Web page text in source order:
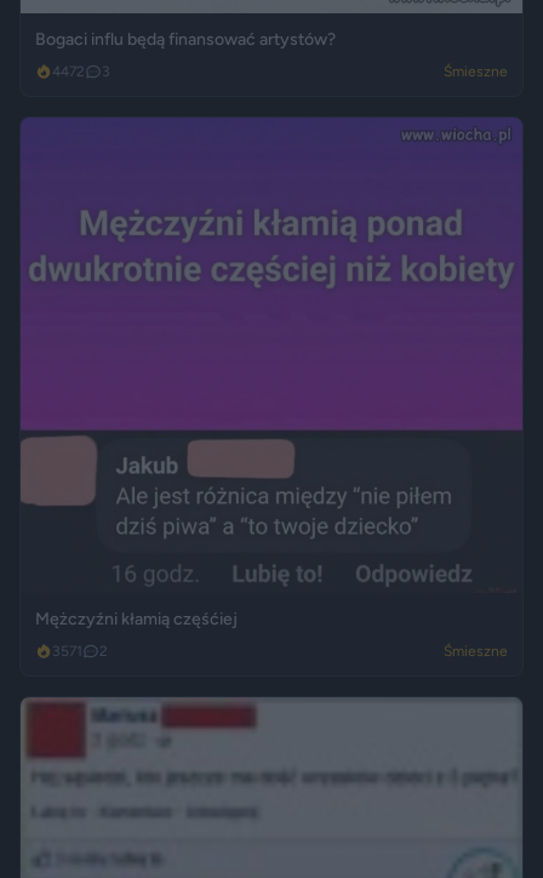
Bogaci influ będą finansować artystów?
4472 3 Śmieszne
Mężczyźni kłamią częśćiej
3571 2 Śmieszne